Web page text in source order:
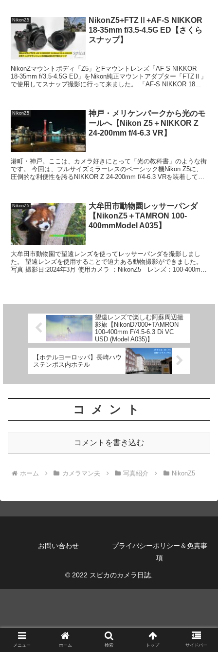
NikonZ5
NikonZ5+FTZⅡ+AF-S NIKKOR
18-35mm f/3.5-4.5G ED【さくら
スナップ】
NikonZマウントボディ「Z5」とFマウントレンズ「AF-S NIKKOR
18-35mm f/3.5-4.5G ED」をNikon純正マウントアダプター「FTZⅡ」
で使用してスナップ撮影に行って来ました。 「AF-S NIKKOR 18...
NikonZ5
神戸・メリケンパークから光のモ
ールへ【Nikon Z5＋NIKKOR Z
24-200mm f/4-6.3 VR】
港町・神戸。ここは、カメラ好きにとって「光の教科書」のような街
です。 今回は、フルサイズミラーレスのベーシック機Nikon Z5に、
圧倒的な利便性を誇るNIKKOR Z 24-200mm f/4-6.3 VRを装着して、
NikonZ5
大牟田市動物園レッサーパンダ
【NikonZ5＋TAMRON 100-
400mmModel A035】
大牟田市動物園で望遠レンズを使ってレッサーパンダを撮影しまし
た。 望遠レンズを使用することで迫力ある動物撮影ができました。
写真 撮影日:2024年3月 使用カメラ ：NikonZ5 レンズ：100-400mm
望遠レンズで楽しむ阿蘇周辺撮
影旅【NikonD7000+TAMRON
100-400mm F/4.5-6.3 Di VC
USD (Model A035)】
【ホテルヨーロッパ】長崎ハウ
ステンボス内ホテル
コメント
コメントを書き込む
ホーム カメラマン夫 写真紹介 NikonZ5
お問い合わせ
プライバシーポリシー＆免責事
項
© 2022 スピカのカメラ日誌.
メニュー ホーム 検索 トップ サイドバー